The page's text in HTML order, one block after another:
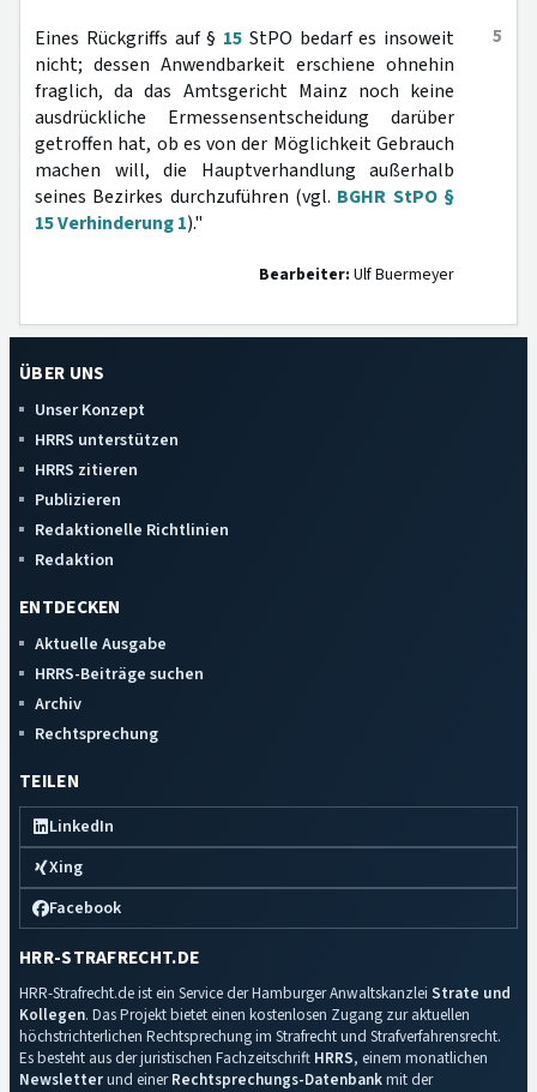
5
Eines Rückgriffs auf § 15 StPO bedarf es insoweit
nicht; dessen Anwendbarkeit erschiene ohnehin
fraglich, da das Amtsgericht Mainz noch keine
ausdrückliche Ermessensentscheidung darüber
getroffen hat, ob es von der Möglichkeit Gebrauch
machen will, die Hauptverhandlung außerhalb
seines Bezirkes durchzuführen (vgl. BGHR StPO §
15 Verhinderung 1)."
Bearbeiter: Ulf Buermeyer
ÜBER UNS
Unser Konzept
HRRS unterstützen
HRRS zitieren
Publizieren
Redaktionelle Richtlinien
Redaktion
ENTDECKEN
Aktuelle Ausgabe
HRRS-Beiträge suchen
Archiv
Rechtsprechung
TEILEN
LinkedIn
Xing
Facebook
HRR-STRAFRECHT.DE
HRR-Strafrecht.de ist ein Service der Hamburger Anwaltskanzlei Strate und
Kollegen. Das Projekt bietet einen kostenlosen Zugang zur aktuellen
höchstrichterlichen Rechtsprechung im Strafrecht und Strafverfahrensrecht.
Es besteht aus der juristischen Fachzeitschrift HRRS, einem monatlichen
Newsletterund einerRechtsprechungs-Datenbankmit der